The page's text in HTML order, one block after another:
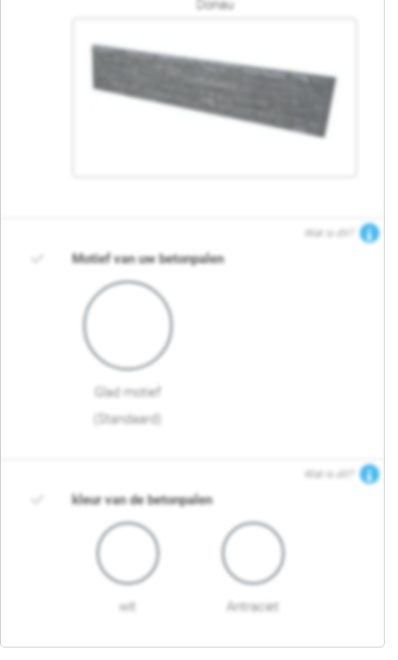
Donau
Wat is dit?
Motief van uw betonpalen
Glad motief
(Standaard)
Wat is dit?
kleur van de betonpalen
wit Antraciet